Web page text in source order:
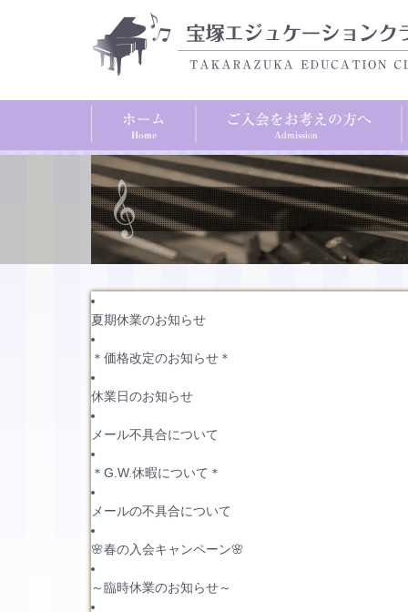
夏期休業のお知らせ
＊価格改定のお知らせ＊
休業日のお知らせ
メール不具合について
＊G.W.休暇について＊
メールの不具合について
🌸春の入会キャンペーン🌸
～臨時休業のお知らせ～